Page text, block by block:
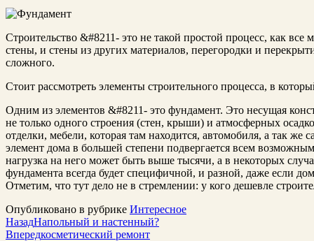
Строительство &#8211- это не такой простой процесс, как
стены, и стены из других материалов, перегородки и
сложного.
Стоит рассмотреть элементы строительного процесса, в
Одним из элементов &#8211- это фундамент. Это несущая
не только одного строения (стен, крыши) и атмосферных
отделки, мебели, которая там находится, автомобиля, а так же
элемент дома в большей степени подвергается всем
нагрузка на него может быть выше тысячи, а в некоторых
фундамента всегда будет специфичной, и разной, даже если
Отметим, что тут дело не в стремлении: у кого дешевле
Опубликовано в рубрике Интересное
НазадНапольный и настенный?
Впередкосметический ремонт